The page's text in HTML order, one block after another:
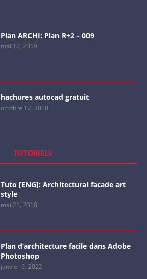
Plan ARCHI: Plan R+2 – 009
mai 12, 2019
hachures autocad gratuit
octobre 17, 2018
TUTORIELS
Tuto [ENG]: Architectural facade art
style
mai 21, 2018
Plan d’architecture facile dans Adobe
Photoshop
janvier 6, 2022